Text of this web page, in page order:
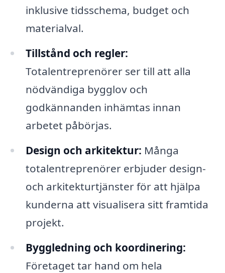
inklusive tidsschema, budget och
materialval.
Tillstånd och regler:
Totalentreprenörer ser till att alla
nödvändiga bygglov och
godkännanden inhämtas innan
arbetet påbörjas.
Design och arkitektur: Många
totalentreprenörer erbjuder design-
och arkitekturtjänster för att hjälpa
kunderna att visualisera sitt framtida
projekt.
Byggledning och koordinering:
Företaget tar hand om hela